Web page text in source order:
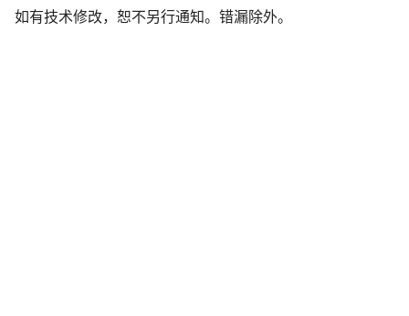
声
如有技术修改，恕不另行通知。错漏除外。